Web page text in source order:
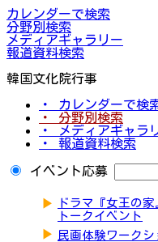
カレンダーで検索
分野別検索
メディアギャラリー
報道資料検索
韓国文化院行事
・ カレンダーで検
・ 分野別検索
・ メディアギャラ
・ 報道資料検索
イベント応募
▶
ドラマ『女王の
トークイベント
▶ 民画体験ワーク